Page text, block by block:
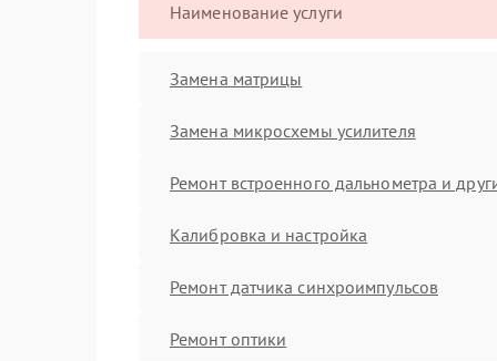
Наименование услуги
Замена матрицы
Замена микросхемы усилителя
Ремонт встроенного дальнометра и
Калибровка и настройка
Ремонт датчика синхроимпульсов
Ремонт оптики